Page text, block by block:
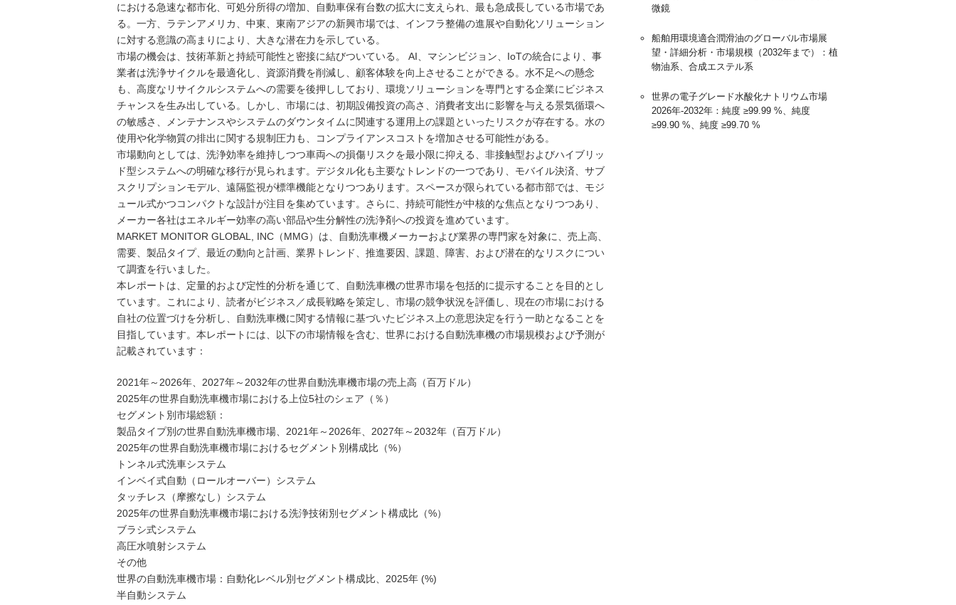
における急速な都市化、可処分所得の増加、自動車保有台数の拡大に支えられ、最も急成長している市場であ
る。一方、ラテンアメリカ、中東、東南アジアの新興市場では、インフラ整備の進展や自動化ソリューション
に対する意識の高まりにより、大きな潜在力を示している。
市場の機会は、技術革新と持続可能性と密接に結びついている。 AI、マシンビジョン、IoTの統合により、事
業者は洗浄サイクルを最適化し、資源消費を削減し、顧客体験を向上させることができる。水不足への懸念
も、高度なリサイクルシステムへの需要を後押ししており、環境ソリューションを専門とする企業にビジネス
チャンスを生み出している。しかし、市場には、初期設備投資の高さ、消費者支出に影響を与える景気循環へ
の敏感さ、メンテナンスやシステムのダウンタイムに関連する運用上の課題といったリスクが存在する。水の
使用や化学物質の排出に関する規制圧力も、コンプライアンスコストを増加させる可能性がある。
市場動向としては、洗浄効率を維持しつつ車両への損傷リスクを最小限に抑える、非接触型およびハイブリッ
ド型システムへの明確な移行が見られます。デジタル化も主要なトレンドの一つであり、モバイル決済、サブ
スクリプションモデル、遠隔監視が標準機能となりつつあります。スペースが限られている都市部では、モジ
ュール式かつコンパクトな設計が注目を集めています。さらに、持続可能性が中核的な焦点となりつつあり、
メーカー各社はエネルギー効率の高い部品や生分解性の洗浄剤への投資を進めています。
MARKET MONITOR GLOBAL, INC（MMG）は、自動洗車機メーカーおよび業界の専門家を対象に、売上高、
需要、製品タイプ、最近の動向と計画、業界トレンド、推進要因、課題、障害、および潜在的なリスクについ
て調査を行いました。
本レポートは、定量的および定性的分析を通じて、自動洗車機の世界市場を包括的に提示することを目的とし
ています。これにより、読者がビジネス／成長戦略を策定し、市場の競争状況を評価し、現在の市場における
自社の位置づけを分析し、自動洗車機に関する情報に基づいたビジネス上の意思決定を行う一助となることを
目指しています。本レポートには、以下の市場情報を含む、世界における自動洗車機の市場規模および予測が
記載されています：
2021年～2026年、2027年～2032年の世界自動洗車機市場の売上高（百万ドル）
2025年の世界自動洗車機市場における上位5社のシェア（％）
セグメント別市場総額：
製品タイプ別の世界自動洗車機市場、2021年～2026年、2027年～2032年（百万ドル）
2025年の世界自動洗車機市場におけるセグメント別構成比（%）
トンネル式洗車システム
インベイ式自動（ロールオーバー）システム
タッチレス（摩擦なし）システム
2025年の世界自動洗車機市場における洗浄技術別セグメント構成比（%）
ブラシ式システム
高圧水噴射システム
その他
世界の自動洗車機市場：自動化レベル別セグメント構成比、2025年 (%)
半自動システム
微鏡
船舶用環境適合潤滑油のグローバル市場展
望・詳細分析・市場規模（2032年まで）：植
物油系、合成エステル系
世界の電子グレード水酸化ナトリウム市場
2026年-2032年：純度 ≥99.99 %、純度
≥99.90 %、純度 ≥99.70 %